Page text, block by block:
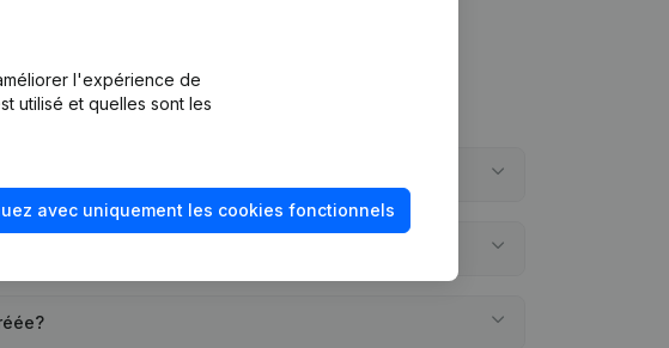
l'expérience de
utilisé et quelles sont les
avec uniquement les cookies fonctionnels